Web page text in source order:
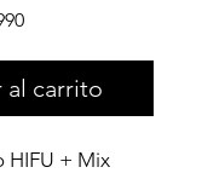
Precio
oferta
al carrito
HIFU + Mix